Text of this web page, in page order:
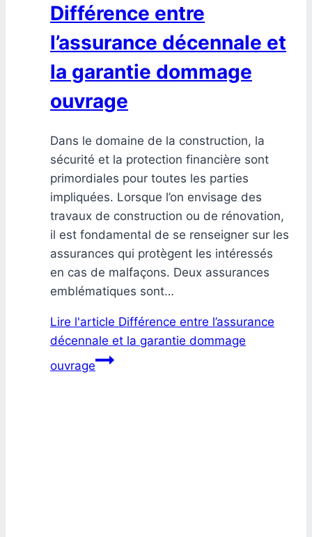
Différence entre
l’assurance décennale et
la garantie dommage
ouvrage
Dans le domaine de la construction, la
sécurité et la protection financière sont
primordiales pour toutes les parties
impliquées. Lorsque l’on envisage des
travaux de construction ou de rénovation,
il est fondamental de se renseigner sur les
assurances qui protègent les intéressés
en cas de malfaçons. Deux assurances
emblématiques sont…
Lire l'article Différence entre l’assurance
décennale et la garantie dommage
ouvrage